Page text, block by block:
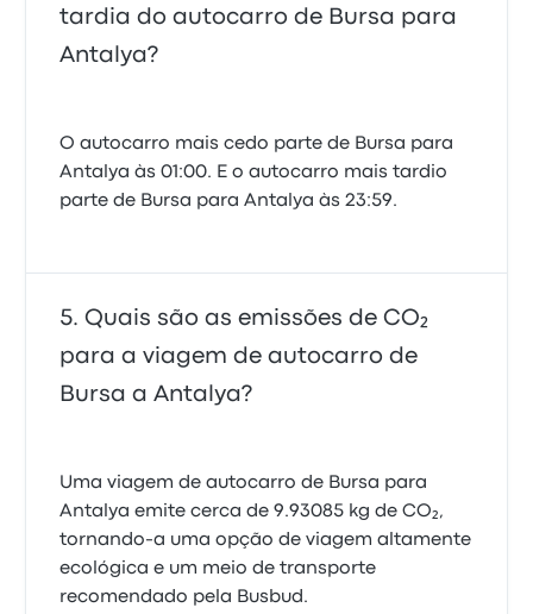
tardia do autocarro de Bursa para
Antalya?
O autocarro mais cedo parte de Bursa para
Antalya às 01:00. E o autocarro mais tardio
parte de Bursa para Antalya às 23:59.
Quais são as emissões de CO₂
para a viagem de autocarro de
Bursa a Antalya?
Uma viagem de autocarro de Bursa para
Antalya emite cerca de 9.93085 kg de CO₂,
tornando-a uma opção de viagem altamente
ecológica e um meio de transporte
recomendado pela Busbud.